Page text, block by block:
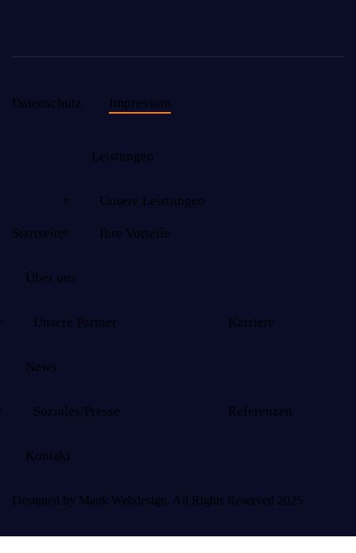
Datenschutz Impressum
Startseite
Leistungen
Unsere Leistungen
Ihre Vorteile
Über uns
Unsere Partner Karriere
News
Soziales/Presse Referenzen
Kontakt
Designed by Mauk Webdesign. All Rights Reserved 2025